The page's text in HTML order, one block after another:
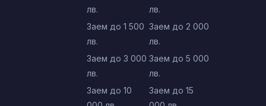
лв.
лв.
Заем до 1 500
лв.
Заем до 2 000
лв.
Заем до 3 000
лв.
Заем до 5 000
лв.
Заем до 10
Заем до 15